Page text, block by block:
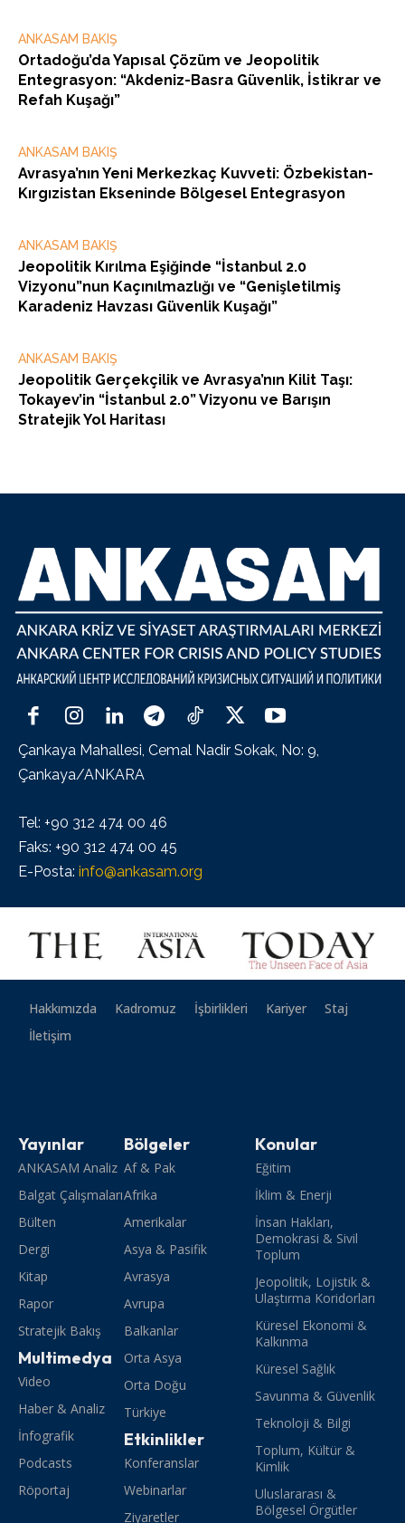
ANKASAM BAKIŞ
Ortadoğu’da Yapısal Çözüm ve Jeopolitik
Entegrasyon: “Akdeniz-Basra Güvenlik, İstikrar ve
Refah Kuşağı”
ANKASAM BAKIŞ
Avrasya’nın Yeni Merkezkaç Kuvveti: Özbekistan-
Kırgızistan Ekseninde Bölgesel Entegrasyon
ANKASAM BAKIŞ
Jeopolitik Kırılma Eşiğinde “İstanbul 2.0
Vizyonu”nun Kaçınılmazlığı ve “Genişletilmiş
Karadeniz Havzası Güvenlik Kuşağı”
ANKASAM BAKIŞ
Jeopolitik Gerçekçilik ve Avrasya’nın Kilit Taşı:
Tokayev’in “İstanbul 2.0” Vizyonu ve Barışın
Stratejik Yol Haritası
Çankaya Mahallesi, Cemal Nadir Sokak, No: 9,
Çankaya/ANKARA
Tel: +90 312 474 00 46
Faks: +90 312 474 00 45
E-Posta: info@ankasam.org
Hakkımızda Kadromuz İşbirlikleri Kariyer
Staj
İletişim
Yayınlar
ANKASAM Analiz
Balgat Çalışmaları
Bülten
Dergi
Kitap
Rapor
Stratejik Bakış
Multimedya
Video
Haber & Analiz
İnfografik
Podcasts
Röportaj
Bölgeler
Af & Pak
Afrika
Amerikalar
Asya & Pasifik
Avrasya
Avrupa
Balkanlar
Orta Asya
Orta Doğu
Türkiye
Etkinlikler
Konferanslar
Webinarlar
Ziyaretler
Konular
Eğitim
İklim & Enerji
İnsan Hakları,
Demokrasi & Sivil
Toplum
Jeopolitik, Lojistik &
Ulaştırma Koridorları
Küresel Ekonomi &
Kalkınma
Küresel Sağlık
Savunma & Güvenlik
Teknoloji & Bilgi
Toplum, Kültür &
Kimlik
Uluslararası &
Bölgesel Örgütler